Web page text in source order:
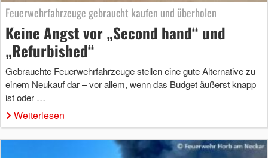
Feuerwehrfahrzeuge gebraucht kaufen und überholen
Keine Angst vor „Second hand“ und
„Refurbished“
Gebrauchte Feuerwehrfahrzeuge stellen eine gute Alternative zu
einem Neukauf dar – vor allem, wenn das Budget äußerst knapp
ist oder …
Weiterlesen